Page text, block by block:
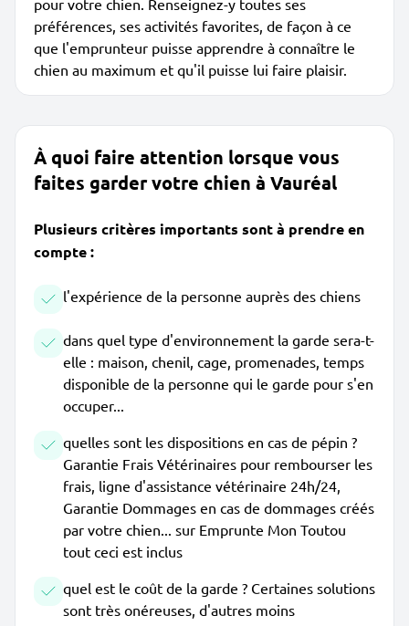
pour votre chien. Renseignez-y toutes ses
préférences, ses activités favorites, de façon à ce
que l'emprunteur puisse apprendre à connaître le
chien au maximum et qu'il puisse lui faire plaisir.
À quoi faire attention lorsque vous
faites garder votre chien à Vauréal
Plusieurs critères importants sont à prendre en
compte :
l'expérience de la personne auprès des chiens
dans quel type d'environnement la garde sera-t-
elle : maison, chenil, cage, promenades, temps
disponible de la personne qui le garde pour s'en
occuper...
quelles sont les dispositions en cas de pépin ?
Garantie Frais Vétérinaires pour rembourser les
frais, ligne d'assistance vétérinaire 24h/24,
Garantie Dommages en cas de dommages créés
par votre chien... sur Emprunte Mon Toutou
tout ceci est inclus
quel est le coût de la garde ? Certaines solutions
sont très onéreuses, d'autres moins